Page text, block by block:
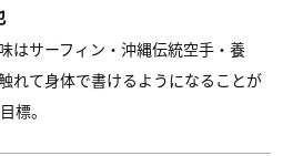
はサーフィン・沖縄伝統空手・養
れて身体で書けるようになることが
標。